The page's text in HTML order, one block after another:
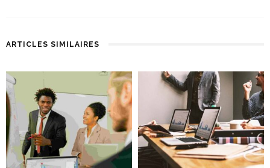
ARTICLES SIMILAIRES